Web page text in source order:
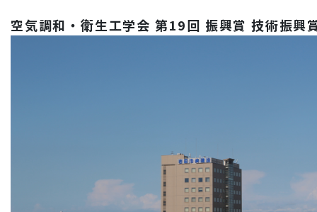
空気調和・衛生工学会 第19回 振興賞 技術振興